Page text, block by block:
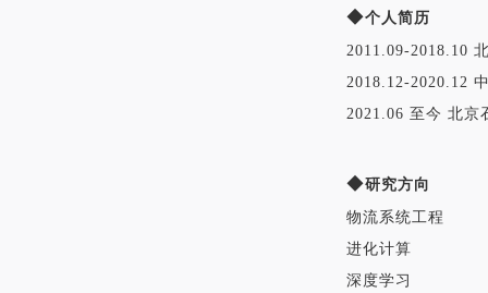
◆个人简历
2011.09-2018. 10
2018.12-2020.12
2021.06 至今 北京
◆研究方向
物流系统工程
进化计算
深度学习